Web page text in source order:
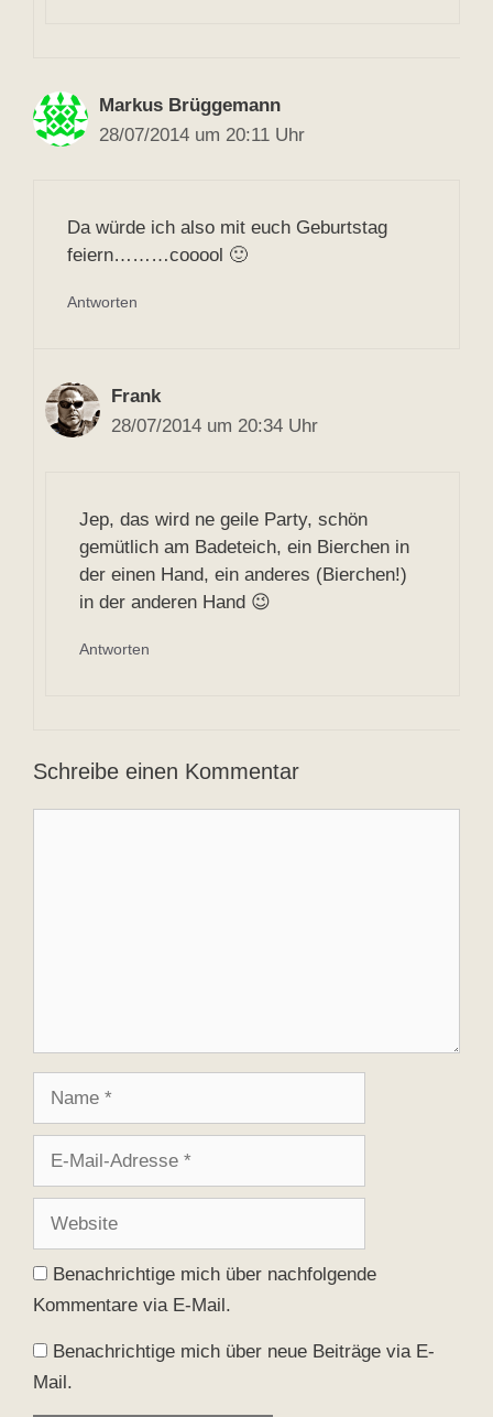
Markus Brüggemann
28/07/2014 um 20:11 Uhr
Da würde ich also mit euch Geburtstag
feiern………cooool 🙂
Antworten
Frank
28/07/2014 um 20:34 Uhr
Jep, das wird ne geile Party, schön
gemütlich am Badeteich, ein Bierchen in
der einen Hand, ein anderes (Bierchen!)
in der anderen Hand 😉
Antworten
Schreibe einen Kommentar
Adresse
Benachrichtige mich über nachfolgende
Kommentare via E-Mail.
Benachrichtige mich über neue Beiträge via E-
Mail.